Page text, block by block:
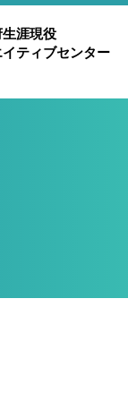
涯現役
ティブセンター